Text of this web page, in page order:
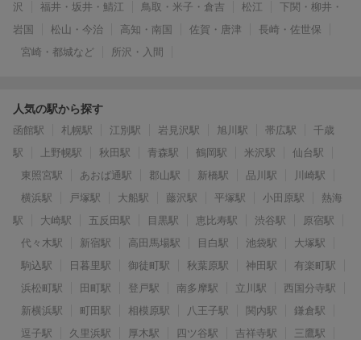
沢
福井・坂井・鯖江 鳥取・米子・倉吉 松江
下関・柳井・
岩国
松山・今治 高知・南国 佐賀・唐津
長崎・佐世保
宮崎・都城など
所沢・入間
人気の駅から探す
函館駅 札幌駅 江別駅 岩見沢駅 旭川駅 帯広駅
千歳
駅
上野幌駅 秋田駅 青森駅 鶴岡駅 米沢駅
仙台駅
東照宮駅
あおば通駅 郡山駅 新橋駅 品川駅
川崎駅
横浜駅
戸塚駅 大船駅 藤沢駅 平塚駅 小田原駅
熱海
駅
大崎駅 五反田駅 目黒駅 恵比寿駅 渋谷駅
原宿駅
代々木駅
新宿駅 高田馬場駅 目白駅 池袋駅
大塚駅
駒込駅
日暮里駅 御徒町駅 秋葉原駅 神田駅
有楽町駅
浜松町駅
田町駅 登戸駅 南多摩駅 立川駅
西国分寺駅
新横浜駅
町田駅 相模原駅 八王子駅 関内駅
鎌倉駅
逗子駅
久里浜駅 厚木駅 四ツ谷駅 吉祥寺駅
三鷹駅